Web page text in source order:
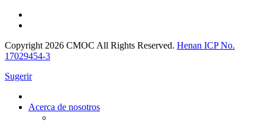
Copyright 2026 CMOC All Rights Reserved. Henan ICP No.
17029454-3
Sugerir
Acerca de nosotros